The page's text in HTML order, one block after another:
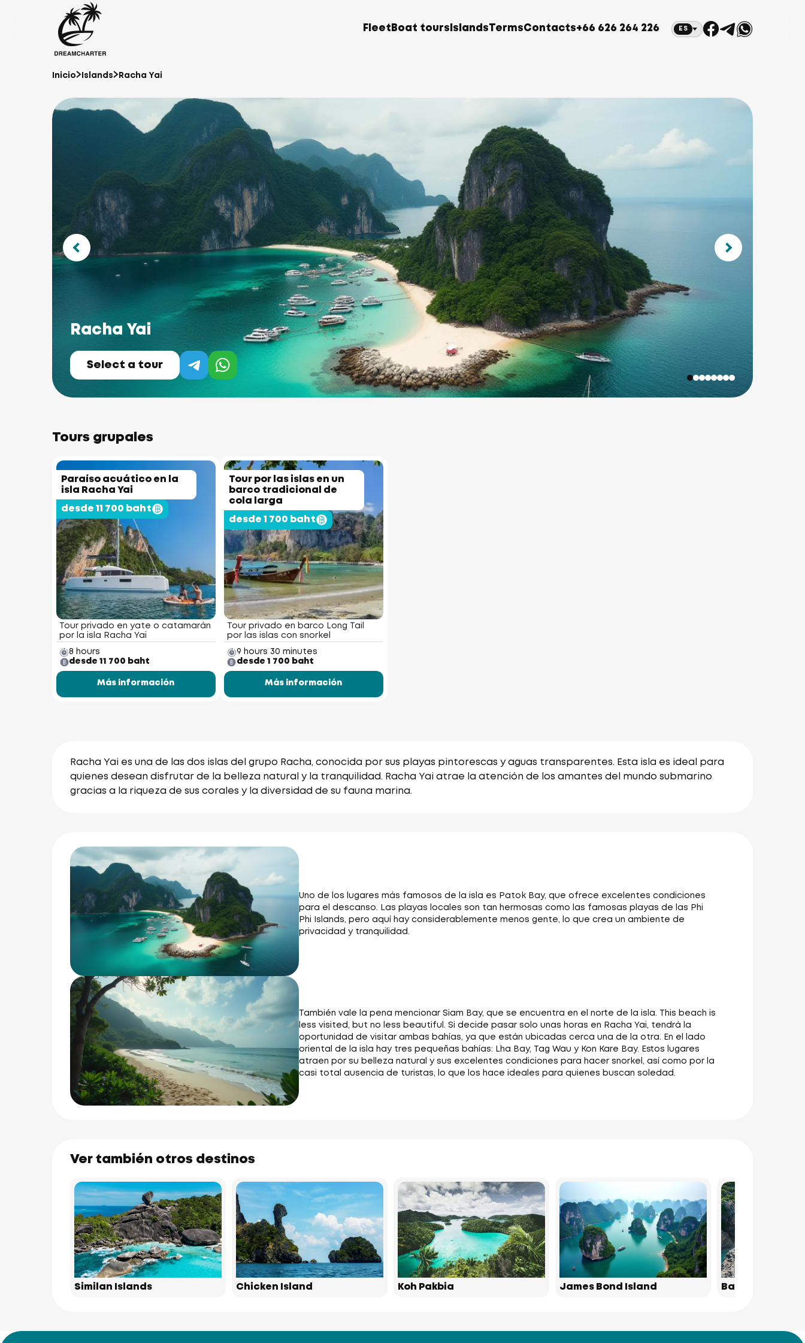
Fleet Boat tours Islands TermsContacts+66 626 264 226 ES
Inicio Islands Racha Yai
Racha Yai
Select a tour
Tours grupales
Paraíso acuático en la
isla Racha Yai
desde 11 700 baht
Tour privado en yate o catamarán
por la isla Racha Yai
8 hours
desde 11 700 baht
Más información
Tour por las islas en un
barco tradicional de
cola larga
desde 1 700 baht
Tour privado en barco Long Tail
por las islas con snorkel
9 hours 30 minutes
desde 1 700 baht
Más información
Racha Yai es una de las dos islas del grupo Racha, conocida por sus playas pintorescas y aguas transparentes. Esta isla es ideal para
quienes desean disfrutar de la belleza natural y la tranquilidad. Racha Yai atrae la atención de los amantes del mundo submarino
gracias a la riqueza de sus corales y la diversidad de su fauna marina.
Uno de los lugares más famosos de la isla es Patok Bay, que ofrece excelentes condiciones
para el descanso. Las playas locales son tan hermosas como las famosas playas de las Phi
Phi Islands, pero aquí hay considerablemente menos gente, lo que crea un ambiente de
privacidad y tranquilidad.
También vale la pena mencionar Siam Bay, que se encuentra en el norte de la isla. This beach is
less visited, but no less beautiful. Si decide pasar solo unas horas en Racha Yai, tendrá la
oportunidad de visitar ambas bahías, ya que están ubicadas cerca una de la otra. En el lado
oriental de la isla hay tres pequeñas bahías: Lha Bay, Tag Wau y Kon Kare Bay. Estos lugares
atraen por su belleza natural y sus excelentes condiciones para hacer snorkel, así como por la
casi total ausencia de turistas, lo que los hace ideales para quienes buscan soledad.
Ver también otros destinos
Similan Islands Chicken Island Koh Pakbia James Bond Island Bamboo Island